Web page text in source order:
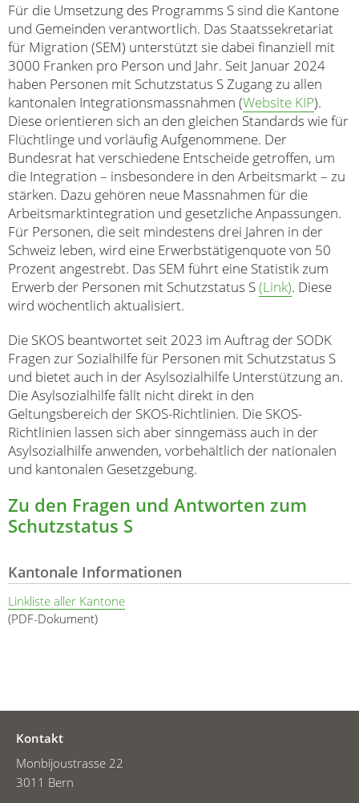
Für die Umsetzung des Programms S sind die Kantone
und Gemeinden verantwortlich. Das Staatssekretariat
für Migration (SEM) unterstützt sie dabei finanziell mit
3000 Franken pro Person und Jahr. Seit Januar 2024
haben Personen mit Schutzstatus S Zugang zu allen
kantonalen Integrationsmassnahmen (Website KIP).
Diese orientieren sich an den gleichen Standards wie für
Flüchtlinge und vorläufig Aufgenommene. Der
Bundesrat hat verschiedene Entscheide getroffen, um
die Integration – insbesondere in den Arbeitsmarkt – zu
stärken. Dazu gehören neue Massnahmen für die
Arbeitsmarktintegration und gesetzliche Anpassungen.
Für Personen, die seit mindestens drei Jahren in der
Schweiz leben, wird eine Erwerbstätigenquote von 50
Prozent angestrebt. Das SEM führt eine Statistik zum
Erwerb der Personen mit Schutzstatus S(Link). Diese
wird wöchentlich aktualisiert.
Die SKOS beantwortet seit 2023 im Auftrag der SODK
Fragen zur Sozialhilfe für Personen mit Schutzstatus S
und bietet auch in der Asylsozialhilfe Unterstützung an.
Die Asylsozialhilfe fällt nicht direkt in den
Geltungsbereich der SKOS-Richtlinien. Die SKOS-
Richtlinien lassen sich aber sinngemäss auch in der
Asylsozialhilfe anwenden, vorbehältlich der nationalen
und kantonalen Gesetzgebung.
Zu den Fragen und Antworten zum
Schutzstatus S
Kantonale Informationen
Linkliste aller Kantone
(PDF-Dokument)
Kontakt
Monbijoustrasse 22
3011 Bern